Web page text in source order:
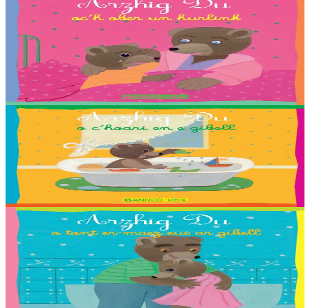
Bannoù-heol
Arzhig Du oc’h ober un hurlink
Troet gant : Adélie, Antonin, Baptiste, Estelle, Gael, Lena, Rieulle,
Roxanne ha Steven Ollivier.
Er stok2,03 €
2 vloaz hag ouzhpenn
Bannoù-heol
Arzhig Du o c’hoari en e gibell
Troet gant : Malo, Sara, Loane, Thomas et Jakez-Erwan Mouton.
Er stok
2 vloaz hag ouzhpenn
Bannoù-heol
Arzhig Du o tont er-maez eus ar gibell
Troet gant : Killian, Louliya, Maelle, Malo G., Malo M., Romaric,
Shana, Stevan ha Nadège Monfort.